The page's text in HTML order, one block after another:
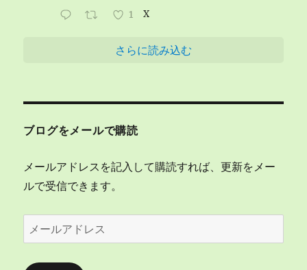
1 X
さらに読み込む
ブログをメールで購読
メールアドレスを記入して購読すれば、更新をメー
ルで受信できます。
ー
ル